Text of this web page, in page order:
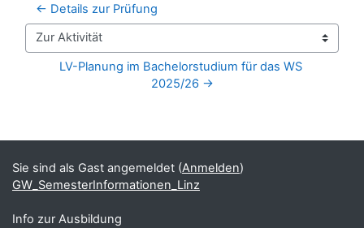
← Details zur Prüfung
Zur Aktivität
LV-Planung im Bachelorstudium für das WS
2025/26 →
Ergänzungsblöcke
Sie sind als Gast angemeldet (Anmelden)
GW_SemesterInformationen_Linz
Info zur Ausbildung